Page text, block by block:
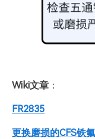
Wiki文章 ：
FR2835
更换磨损的CFS铁